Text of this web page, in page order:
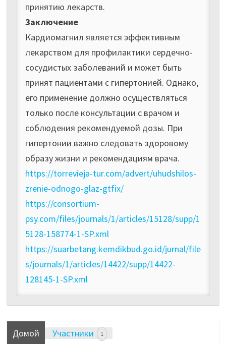
принятию лекарств.
Заключение
Кардиомагнил является эффективным
лекарством для профилактики сердечно-
сосудистых заболеваний и может быть
принят пациентами с гипертонией. Однако,
его применение должно осуществляться
только после консультации с врачом и
соблюдения рекомендуемой дозы. При
гипертонии важно следовать здоровому
образу жизни и рекомендациям врача.
https://torrevieja-tur.com/advert/uhudshilos-
zrenie-odnogo-glaz-gtfix/
https://consortium-
psy.com/files/journals/1/articles/15128/supp/1
5128-158774-1-SP.xml
https://suarbetang.kemdikbud.go.id/jurnal/file
s/journals/1/articles/14422/supp/14422-
128145-1-SP.xml
Домой Участники 1